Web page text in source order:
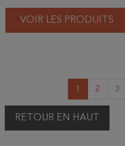
VOIR LES PRODUITS
1 2 3
RETOUR EN HAUT